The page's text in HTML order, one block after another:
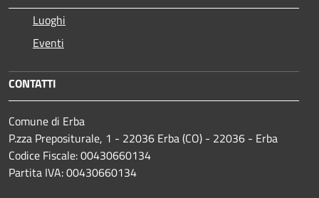
Luoghi
Eventi
CONTATTI
Comune di Erba
P.zza Prepositurale, 1 - 22036 Erba (CO) - 22036 - Erba
Codice Fiscale: 00430660134
Partita IVA: 00430660134